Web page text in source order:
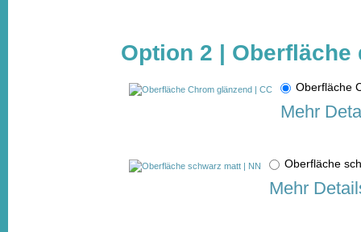
Option 2 |
Oberfläche
Mehr
Oberfläche
Mehr